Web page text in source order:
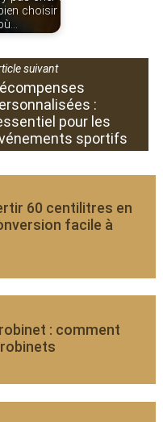
choisir
suivant
:
pour les
sportifs
60 centilitres en
facile à
: comment